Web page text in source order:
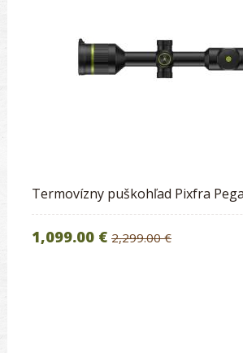
Termovízny puškohľad Pixfra
1,099.00 € 2,299.00 €